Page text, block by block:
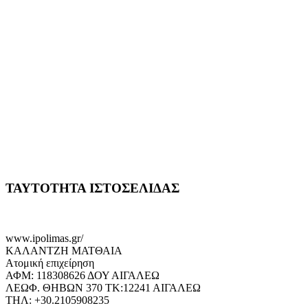
ΤΑΥΤΟΤΗΤΑ ΙΣΤΟΣΕΛΙΔΑΣ
www.ipolimas.gr/
ΚΑΛΑΝΤΖΗ ΜΑΤΘΑΙΑ
Ατομική επιχείρηση
ΑΦΜ: 118308626 ΔΟΥ ΑΙΓΑΛΕΩ
ΛΕΩΦ. ΘΗΒΩΝ 370 ΤΚ:12241 ΑΙΓΑΛΕΩ
ΤΗΛ: +30.2105908235